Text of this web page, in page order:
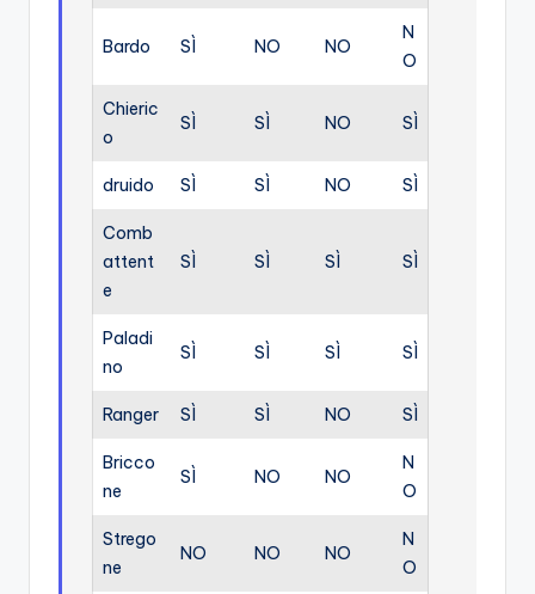
Bardo SÌ NO NO
N
O
Chieric
o
SÌ SÌ NO SÌ
druido SÌ SÌ NO SÌ
Comb
attent
e
SÌ SÌ SÌ SÌ
Paladi
no
SÌ SÌ SÌ SÌ
Ranger SÌ SÌ NO SÌ
Bricco
ne
SÌ NO NO
N
O
Strego
ne
NO NO NO
N
O